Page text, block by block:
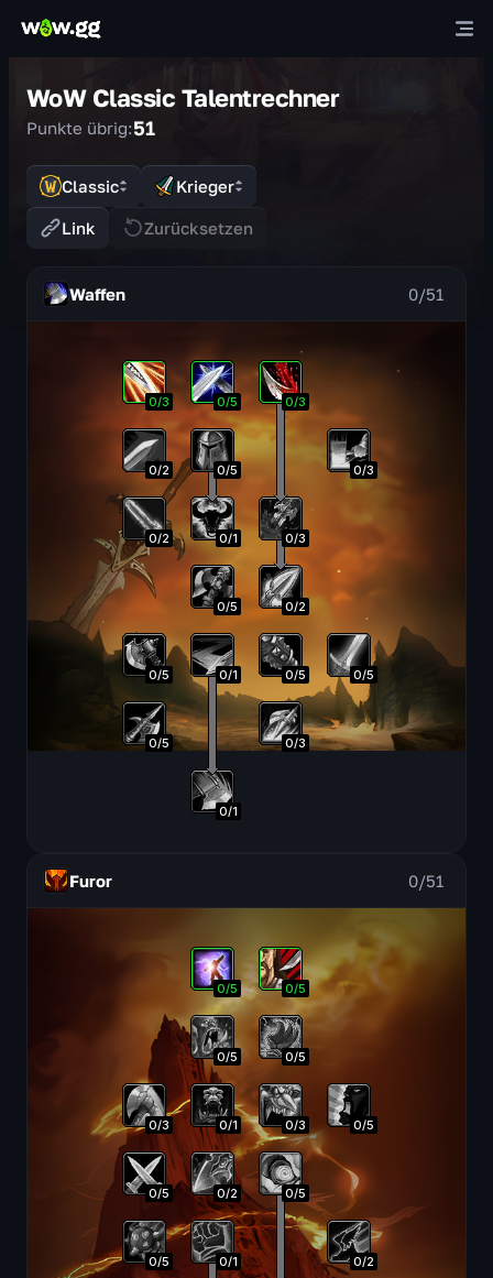
WoW Classic Talentrechner
Punkte übrig:51
Classic Krieger
Link Zurücksetzen
Waffen 0/51
0/3 0/5 0/3
0/2 0/5 0/3
0/2 0/1 0/3
0/5 0/2
0/5 0/1 0/5 0/5
0/5 0/3
0/1
Furor 0/51
0/5 0/5
0/5 0/5
0/3 0/1 0/3 0/5
0/5 0/2 0/5
0/5 0/1 0/2